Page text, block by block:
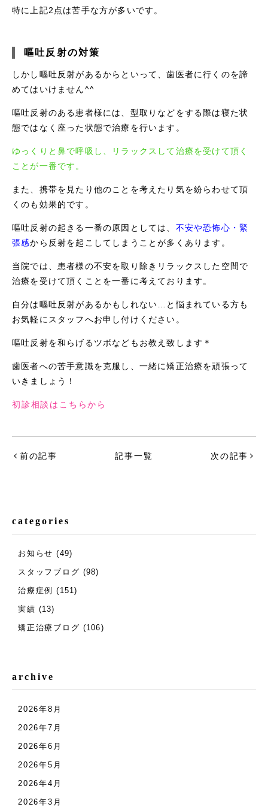
特に上記2点は苦手な方が多いです。
嘔吐反射の対策
しかし嘔吐反射があるからといって、歯医者に行くのを諦
めてはいけません^^
嘔吐反射のある患者様には、型取りなどをする際は寝た状
態ではなく座った状態で治療を行います。
ゆっくりと鼻で呼吸し、リラックスして治療を受けて頂く
ことが一番です。
また、携帯を見たり他のことを考えたり気を紛らわせて頂
くのも効果的です。
嘔吐反射の起きる一番の原因としては、 不安や恐怖心・緊
張感から反射を起こしてしまうことが多くあります。
当院では、患者様の不安を取り除きリラックスした空間で
治療を受けて頂くことを一番に考えております。
自分は嘔吐反射があるかもしれない…と悩まれている方も
お気軽にスタッフへお申し付けください。
嘔吐反射を和らげるツボなどもお教え致します＊
歯医者への苦手意識を克服し、一緒に矯正治療を頑張って
いきましょう！
初診相談はこちらから
前の記事 記事一覧 次の記事
categories
お知らせ (49)
スタッフブログ (98)
治療症例 (151)
実績 (13)
矯正治療ブログ (106)
archive
2026年8月
2026年7月
2026年6月
2026年5月
2026年4月
2026年3月